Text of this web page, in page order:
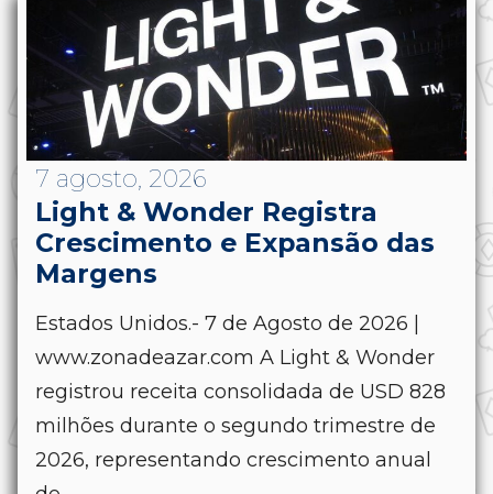
7 agosto, 2026
Light & Wonder Registra
Crescimento e Expansão das
Margens
Estados Unidos.- 7 de Agosto de 2026 |
www.zonadeazar.com A Light & Wonder
registrou receita consolidada de USD 828
milhões durante o segundo trimestre de
2026, representando crescimento anual